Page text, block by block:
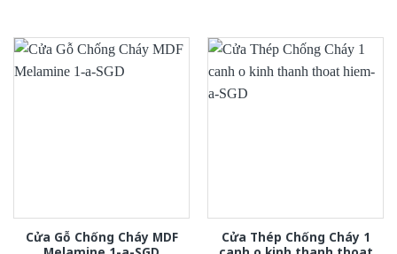
Cửa Gỗ Chống Cháy MDF
Cửa Thép Chống Cháy 1